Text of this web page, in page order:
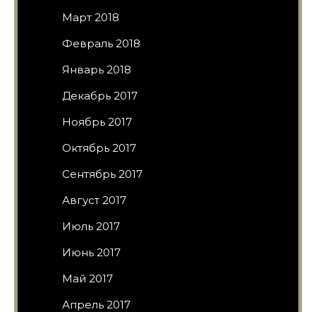
Март 2018
Февраль 2018
Январь 2018
Декабрь 2017
Ноябрь 2017
Октябрь 2017
Сентябрь 2017
Август 2017
Июль 2017
Июнь 2017
Май 2017
Апрель 2017